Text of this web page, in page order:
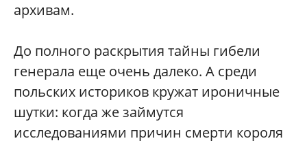
архивам.
До полного раскрытия тайны гибели
генерала еще очень далеко. А среди
польских историков кружат ироничные
шутки: когда же займутся
исследованиями причин смерти короля